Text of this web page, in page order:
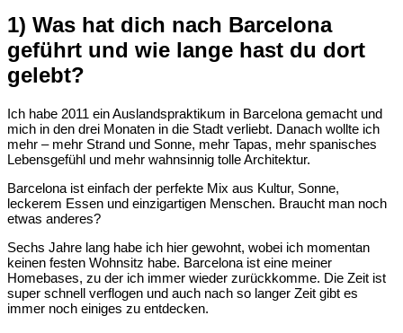
1) Was hat dich nach Barcelona
geführt und wie lange hast du dort
gelebt?
Ich habe 2011 ein Auslandspraktikum in Barcelona gemacht und
mich in den drei Monaten in die Stadt verliebt. Danach wollte ich
mehr – mehr Strand und Sonne, mehr Tapas, mehr spanisches
Lebensgefühl und mehr wahnsinnig tolle Architektur.
Barcelona ist einfach der perfekte Mix aus Kultur, Sonne,
leckerem Essen und einzigartigen Menschen. Braucht man noch
etwas anderes?
Sechs Jahre lang habe ich hier gewohnt, wobei ich momentan
keinen festen Wohnsitz habe. Barcelona ist eine meiner
Homebases, zu der ich immer wieder zurückkomme. Die Zeit ist
super schnell verflogen und auch nach so langer Zeit gibt es
immer noch einiges zu entdecken.